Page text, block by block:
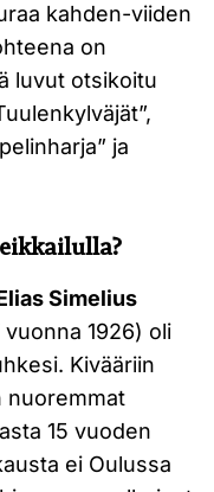
kahden-viiden
on
luvut otsikoitu
ja
Simelius
1926) oli
Kivääriin
nuoremmat
15 vuoden
ei Oulussa